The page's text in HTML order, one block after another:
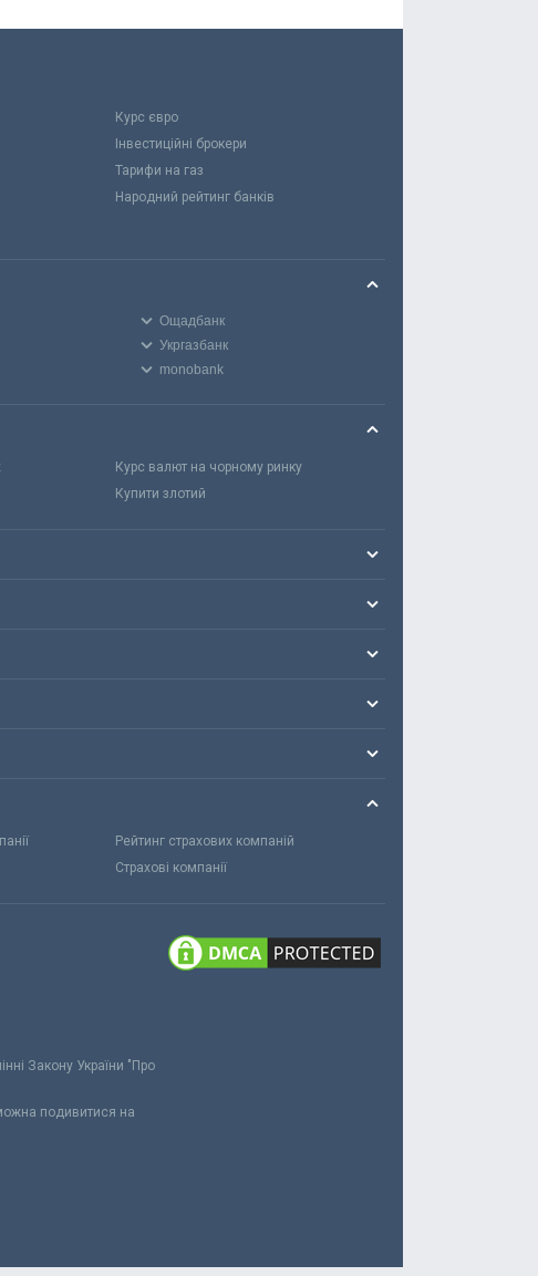
Курс євро
Інвестиційні брокери
Тарифи на газ
Народний рейтинг банків
Ощадбанк
Укргазбанк
monobank
Курс валют на чорному ринку
Купити злотий
Рейтинг страхових компаній
Страхові компанії
Закону України "Про
подивитися на